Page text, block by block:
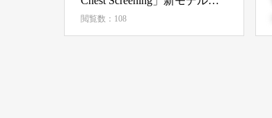
場：感度優先と特異度優先の
選択機能を搭載
閲覧数：108